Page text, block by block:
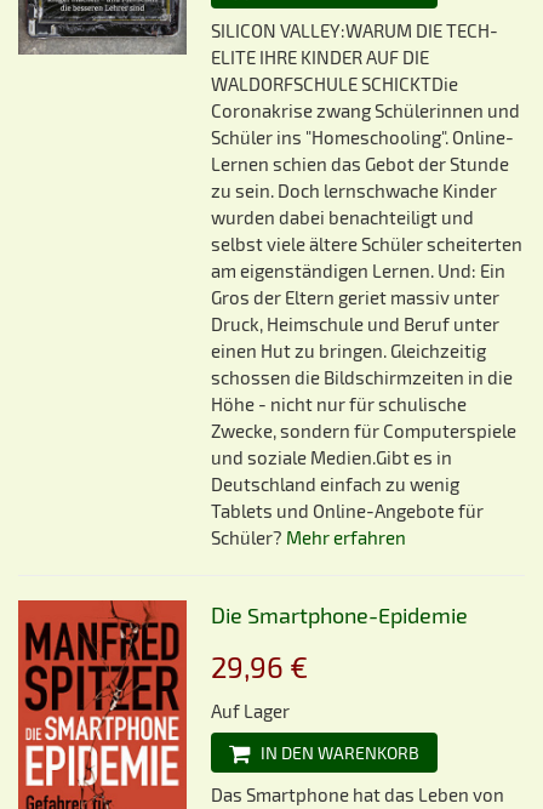
SILICON VALLEY:WARUM DIE TECH-
ELITE IHRE KINDER AUF DIE
WALDORFSCHULE SCHICKTDie
Coronakrise zwang Schülerinnen und
Schüler ins "Homeschooling". Online-
Lernen schien das Gebot der Stunde
zu sein. Doch lernschwache Kinder
wurden dabei benachteiligt und
selbst viele ältere Schüler scheiterten
am eigenständigen Lernen. Und: Ein
Gros der Eltern geriet massiv unter
Druck, Heimschule und Beruf unter
einen Hut zu bringen. Gleichzeitig
schossen die Bildschirmzeiten in die
Höhe - nicht nur für schulische
Zwecke, sondern für Computerspiele
und soziale Medien.Gibt es in
Deutschland einfach zu wenig
Tablets und Online-Angebote für
Schüler? Mehr erfahren
Die Smartphone-Epidemie
29,96 €
Auf Lager
IN DEN WARENKORB
Das Smartphone hat das Leben von